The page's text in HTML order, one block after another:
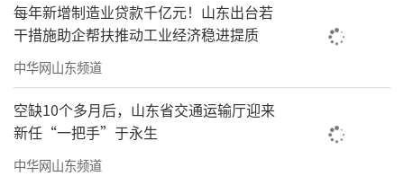
每年新增制造业贷款千亿元！山东出台若
干措施助企帮扶推动工业经济稳进提质
中华网山东频道
空缺10个多月后，山东省交通运输厅迎来
新任“一把手”于永生
中华网山东频道